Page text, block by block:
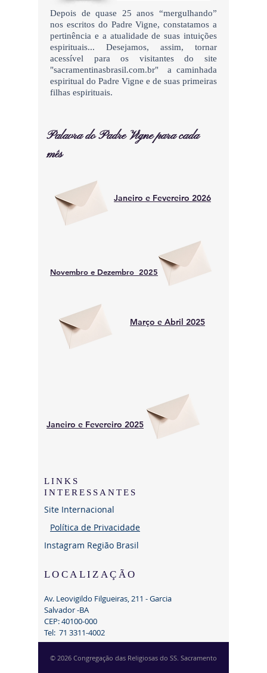
Depois de quase 25 anos “mergulhando”
nos escritos do Padre Vigne, constatamos a
pertinência e a atualidade de suas intuições
espirituais... Desejamos, assim, tornar
acessível para os visitantes do site
"sacramentinasbrasil.com.br" a caminhada
espiritual do Padre Vigne e de suas primeiras
filhas espirituais.
Palavra do Padre Vigne para cada
mês
Março e Abril 2025
Janeiro e Fevereiro 2026
Novembro e Dezembro 2025
Janeiro e Fevereiro 2025
LINKS
INTERESSANTES
Site Internacional
Política de Privacidade
Instagram Região Brasil
LOCALIZAÇÃO
Av. Leovigildo Filgueiras, 211 - Garcia
Salvador -BA
CEP:40100-000
Tel: 71 3311-4002
© 2026 Congregação das Religiosas do SS. Sacramento